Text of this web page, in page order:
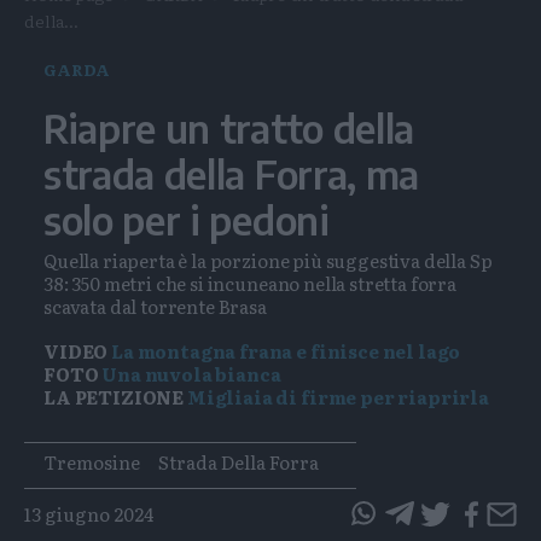
della...
GARDA
Riapre un tratto della
strada della Forra, ma
solo per i pedoni
Quella riaperta è la porzione più suggestiva della Sp
38: 350 metri che si incuneano nella stretta forra
scavata dal torrente Brasa
VIDEO La montagna frana e finisce nel lago
FOTOUna nuvola bianca
LA PETIZIONEMigliaia di firme per riaprirla
Tags
Tremosine
Strada Della Forra
13 giugno 2024